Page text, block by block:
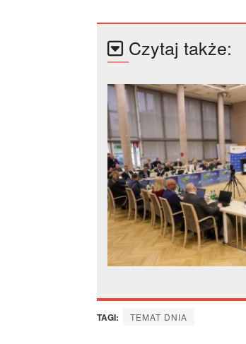
Czytaj także:
TAGI: TEMAT DNIA